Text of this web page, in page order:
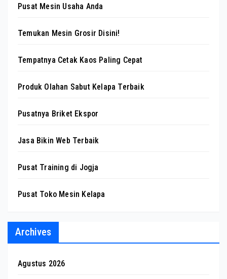
Pusat Mesin Usaha Anda
Temukan Mesin Grosir Disini!
Tempatnya Cetak Kaos Paling Cepat
Produk Olahan Sabut Kelapa Terbaik
Pusatnya Briket Ekspor
Jasa Bikin Web Terbaik
Pusat Training di Jogja
Pusat Toko Mesin Kelapa
Archives
Agustus 2026